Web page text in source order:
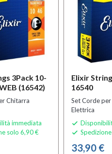
3Pack 10-
(16542)
Chitarra
immediata
solo 6,90 €
Elixir
16540
Set Corde
Elettrica


33,90 €